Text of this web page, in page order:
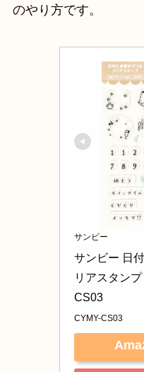
のやり方です。
サンビー
サンビー 日
リアスタン
CS03
CYMY-CS03